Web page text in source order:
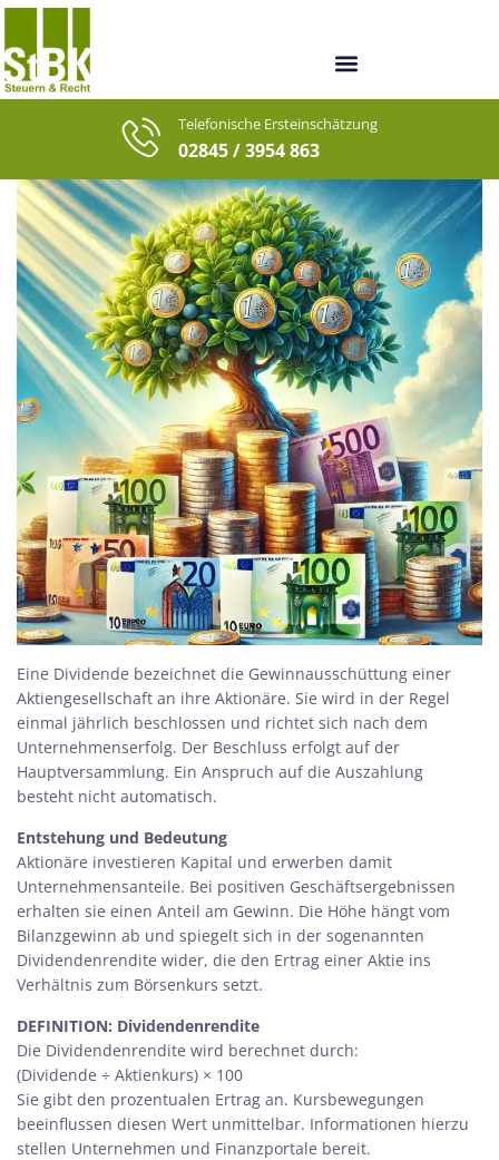
Telefonische Ersteinschätzung
02845 / 3954 863
Eine Dividende bezeichnet die Gewinnausschüttung einer
Aktiengesellschaft an ihre Aktionäre. Sie wird in der Regel
einmal jährlich beschlossen und richtet sich nach dem
Unternehmenserfolg. Der Beschluss erfolgt auf der
Hauptversammlung. Ein Anspruch auf die Auszahlung
besteht nicht automatisch.
Entstehung und Bedeutung
Aktionäre investieren Kapital und erwerben damit
Unternehmensanteile. Bei positiven Geschäftsergebnissen
erhalten sie einen Anteil am Gewinn. Die Höhe hängt vom
Bilanzgewinn ab und spiegelt sich in der sogenannten
Dividendenrendite wider, die den Ertrag einer Aktie ins
Verhältnis zum Börsenkurs setzt.
DEFINITION: Dividendenrendite
Die Dividendenrendite wird berechnet durch:
(Dividende ÷ Aktienkurs) × 100
Sie gibt den prozentualen Ertrag an. Kursbewegungen
beeinflussen diesen Wert unmittelbar. Informationen hierzu
stellen Unternehmen und Finanzportale bereit.